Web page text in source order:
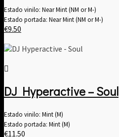
Estado vinilo: Near Mint (NM or M-)
Estado portada: Near Mint (NM or M-)
€9.50
DJ Hyperactive – Soul
Estado vinilo: Mint (M)
Estado portada: Mint (M)
€11.50